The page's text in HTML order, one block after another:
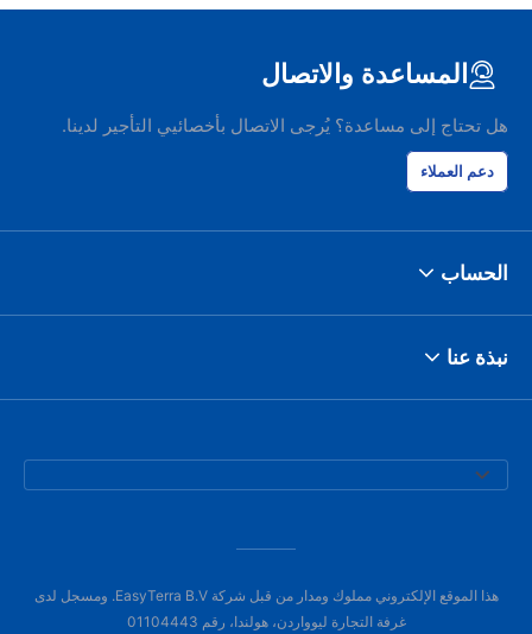
المساعدة والاتصال
هل تحتاج إلى مساعدة؟ يُرجى الاتصال بأخصائيي التأجير لدينا.
دعم العملاء
الحساب
نبذة عنا
هذا الموقع الإلكتروني مملوك ومدار من قبل شركة EasyTerra B.V. ومسجل لدى
غرفة التجارة ليوواردن، هولندا، رقم 01104443